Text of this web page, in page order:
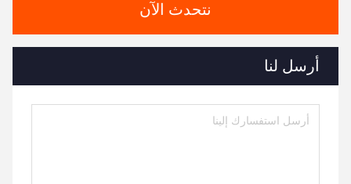
نتحدث الآن
أرسل لنا